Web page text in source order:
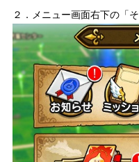
２．メニュー画面右下の「